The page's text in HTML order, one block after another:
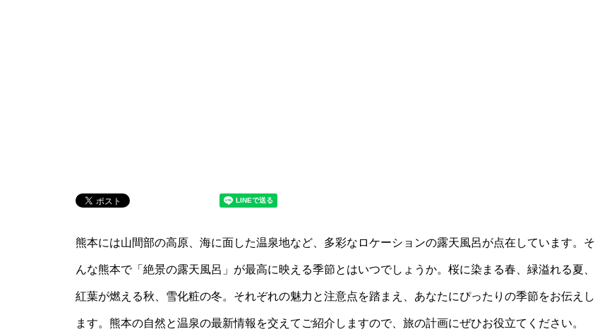
熊本には山間部の高原、海に面した温泉地など、多彩なロケーションの露天風呂が点在しています。そ
んな熊本で「絶景の露天風呂」が最高に映える季節とはいつでしょうか。桜に染まる春、緑溢れる夏、
紅葉が燃える秋、雪化粧の冬。それぞれの魅力と注意点を踏まえ、あなたにぴったりの季節をお伝えし
ます。熊本の自然と温泉の最新情報を交えてご紹介しますので、旅の計画にぜひお役立てください。